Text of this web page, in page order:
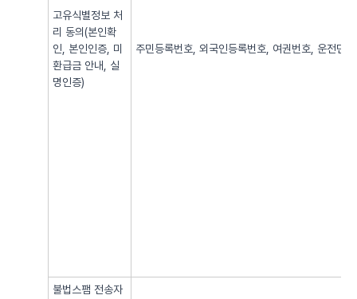
고유식별정보 처
리 동의(본인확
인, 본인인증, 미
환급금 안내, 실
명인증)
주민등록번호, 외국인등록번호, 여권번호, 운전면
불법스팸 전송자